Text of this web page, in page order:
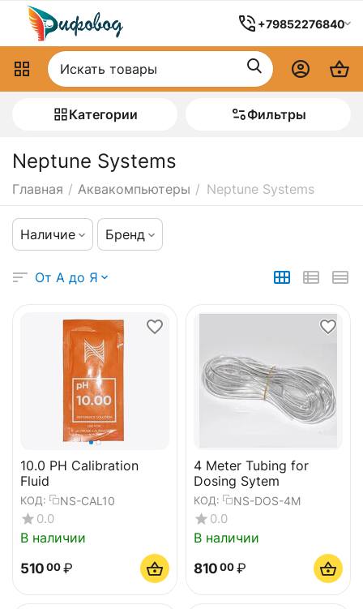
+79852276840
Категории Фильтры
Neptune Systems
Главная / Аквакомпьютеры / Neptune Systems
Наличие Бренд
От А до Я
10.0 PH Calibration
Fluid
КОД: NS-CAL10
0.0
В наличии
510 00 ₽
4 Meter Tubing for
Dosing Sytem
КОД: NS-DOS-4M
0.0
В наличии
810 00 ₽